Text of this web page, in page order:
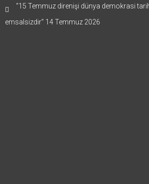
“15 Temmuz direnişi dünya demokrasi
emsalsizdir” 14 Temmuz 2026